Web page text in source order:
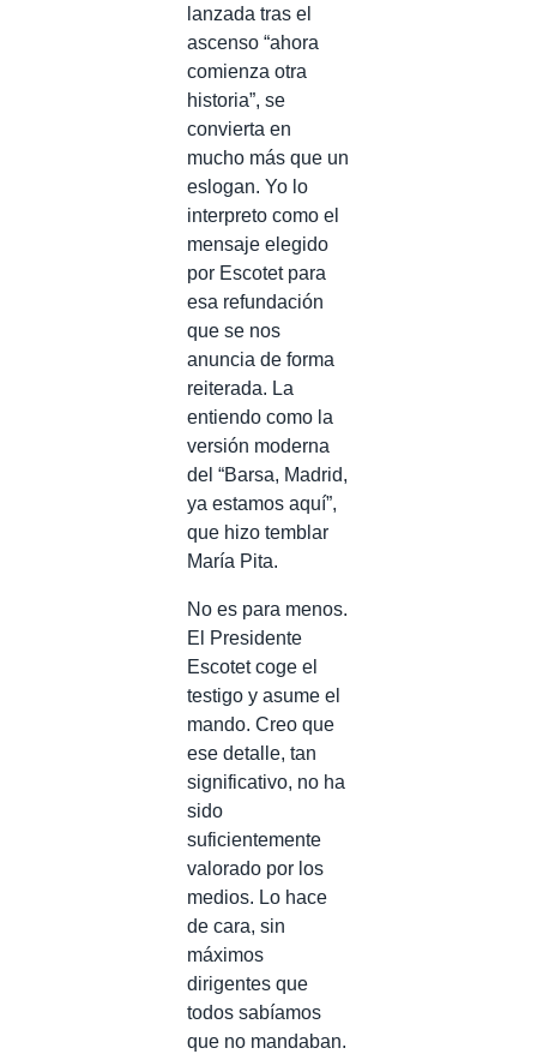
lanzada tras el
ascenso “ahora
comienza otra
historia”, se
convierta en
mucho más que un
eslogan. Yo lo
interpreto como el
mensaje elegido
por Escotet para
esa refundación
que se nos
anuncia de forma
reiterada. La
entiendo como la
versión moderna
del “Barsa, Madrid,
ya estamos aquí”,
que hizo temblar
María Pita.
No es para menos.
El Presidente
Escotet coge el
testigo y asume el
mando. Creo que
ese detalle, tan
significativo, no ha
sido
suficientemente
valorado por los
medios. Lo hace
de cara, sin
máximos
dirigentes que
todos sabíamos
que no mandaban.